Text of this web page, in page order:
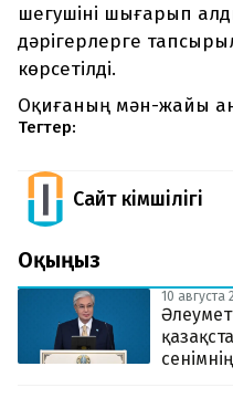
шегушіні шығарып
дәрігерлерге
көрсетілді.
Оқиғаның мән-жайы
Тегтер:
Сайт Әкімшілігі
Оқыңыз
10 августа